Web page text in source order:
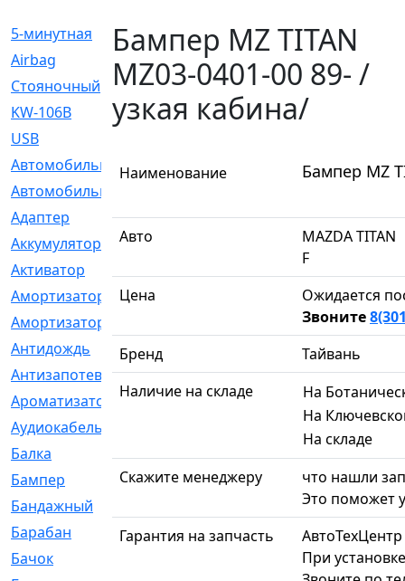
5-минутная
[1]
Airbag
[18]
Cтояночный
[1]
KW-106B
[0]
USB
Автомобильное
[6]
Автомобильный
Адаптер
[3]
Аккумулятор
Активатор
Амортизатор
Амортизаторы
Антидождь
Антизапотеватель
[1]
Ароматизатор
[35]
Аудиокабель
Балка
[58]
Бампер
[137]
Бандажный
Барабан
[5]
Бачок
Бампер MZ TITAN
MZ03-0401-00 89- /
узкая кабина/
Наименование Бампер MZ
Авто
MAZDA TITAN
F
Цена
Ожидается
Звоните
Бренд
Тайвань
Наличие на складе
На
На
На складе
Скажите менеджеру
что нашли
Это поможет
Гарантия на запчасть
При